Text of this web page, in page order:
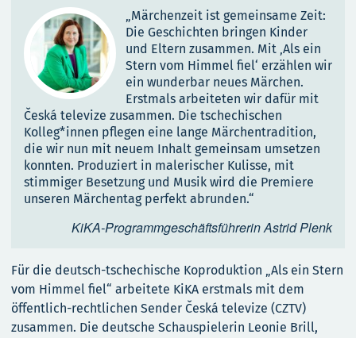
„Märchenzeit ist gemeinsame Zeit:
Die Geschichten bringen Kinder
und Eltern zusammen. Mit ‚Als ein
Stern vom Himmel fiel‘ erzählen wir
ein wunderbar neues Märchen.
Erstmals arbeiteten wir dafür mit
Česká televize zusammen. Die tschechischen
Kolleg*innen pflegen eine lange Märchentradition,
die wir nun mit neuem Inhalt gemeinsam umsetzen
konnten. Produziert in malerischer Kulisse, mit
stimmiger Besetzung und Musik wird die Premiere
unseren Märchentag perfekt abrunden.“
KiKA-Programmgeschäftsführerin Astrid Plenk
Für die deutsch-tschechische Koproduktion „Als ein Stern
vom Himmel fiel“ arbeitete KiKA erstmals mit dem
öffentlich-rechtlichen Sender Česká televize (CZTV)
zusammen. Die deutsche Schauspielerin Leonie Brill,